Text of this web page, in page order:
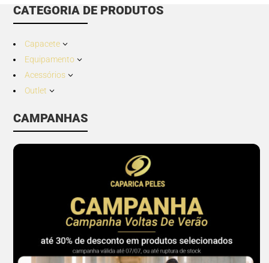
CATEGORIA DE PRODUTOS
Capacete 3
Equipamento 3
Acessórios 3
Outlet 3
CAMPANHAS